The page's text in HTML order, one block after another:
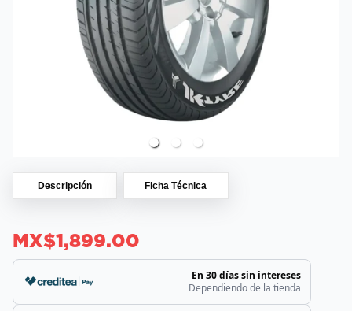
Descripción Ficha Técnica
MX$1,899.00
En 30 días sin intereses
Dependiendo de la tienda